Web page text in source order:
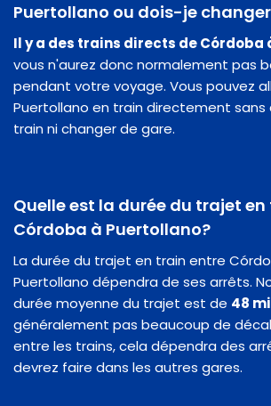
Puertollano ou dois-je
Il y a des trains directs de Córdoba
vous n'aurez donc normalement pas
pendant votre voyage. Vous pouvez
Puertollano en train directement sans
train ni changer de gare.
Quelle est la durée du trajet
Córdoba à Puertollano?
La durée du trajet en train entre
Puertollano dépendra de ses arrêts.
durée moyenne du trajet est de 48
généralement pas beaucoup de
entre les trains, cela dépendra des
devrez faire dans les autres gares.